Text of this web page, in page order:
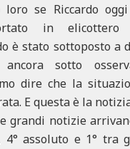
loro se Riccardo
in elicottero
è stato sottoposto a
sotto
dire che la
E questa è la
grandi notizie
4° assoluto e 1° tra